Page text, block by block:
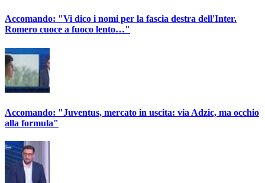
Accomando: "Vi dico i nomi per la fascia destra dell'Inter.
Romero cuoce a fuoco lento…"
Accomando: "Juventus, mercato in uscita: via Adzic, ma occhio
alla formula"